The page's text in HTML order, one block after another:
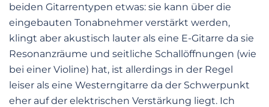
beiden Gitarrentypen etwas: sie kann über die
eingebauten Tonabnehmer verstärkt werden,
klingt aber akustisch lauter als eine E-Gitarre da sie
Resonanzräume und seitliche Schallöffnungen (wie
bei einer Violine) hat, ist allerdings in der Regel
leiser als eine Westerngitarre da der Schwerpunkt
eher auf der elektrischen Verstärkung liegt. Ich